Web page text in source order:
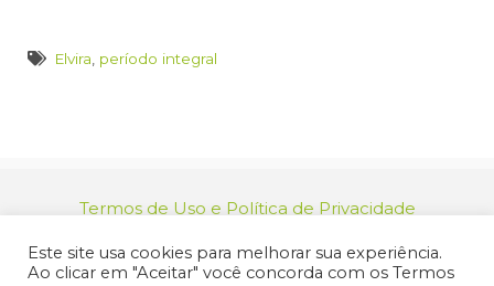
Elvira período integral
Termos de Uso e Política de Privacidade
46.694.139/0001-83 | (12) 3955-9000
Endereço: Praça dos Três Poderes, 73 - Centro -
Este site usa cookies para melhorar sua experiência.
Ao clicar em "Aceitar" você concorda com os Termos